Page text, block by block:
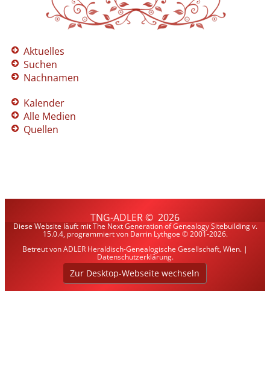
Aktuelles
Suchen
Nachnamen
Kalender
Alle Medien
Quellen
TNG-ADLER© 2026
Diese Website läuft mitThe Next Generation of Genealogy Sitebuildingv.
15.0.4, programmiert von Darrin Lythgoe © 2001-2026.
Betreut vonADLER Heraldisch-Genealogische Gesellschaft, Wien. |
Datenschutzerklärung.
Zur Desktop-Webseite wechseln